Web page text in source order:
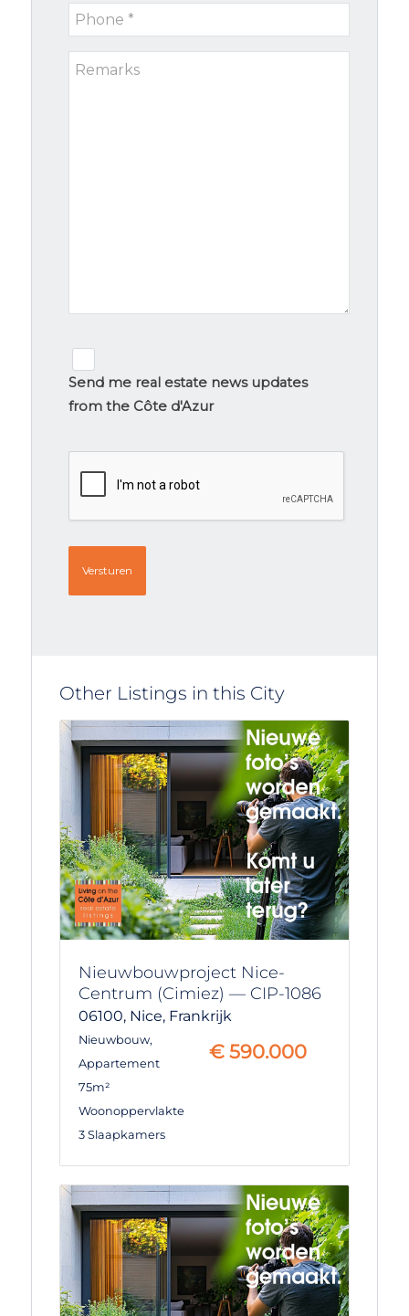
Phone
*
Remarks
signup
Send me real estate news updates
from the Côte d'Azur
Other Listings in this City
Nieuwbouwproject Nice-
Centrum (Cimiez) — CIP-1086
06100, Nice, Frankrijk
Nieuwbouw,
Appartement
75m²
Woonoppervlakte
3 Slaapkamers
€ 590.000